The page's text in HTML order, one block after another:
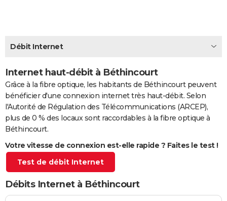
CARTE DE VOEUX
Carte de Noël
Carte Bonne année
Carte Saint-Valentin
Carte Pâques
Carte d'anniversaire
DICTIONNAIRE
PROGRAMME TV
S'inscrire
Se connecter
Lycées
Collèges
Primaires
Universités
Entreprises
Service militaire
Avis de recherche
Bricolage
Lifestyle
Culture
Sport
Auto
Television
Voyage
Cinema
Débit Internet
Internet haut-débit à Béthincourt
Grâce à la fibre optique, les habitants de Béthincourt peuvent
bénéficier d'une connexion internet très haut-débit. Selon
l'Autorité de Régulation des Télécommunications (ARCEP),
plus de 0 % des locaux sont raccordables à la fibre optique à
Béthincourt.
Votre vitesse de connexion est-elle rapide ? Faites le test !
Test de débit Internet
Débits Internet à Béthincourt